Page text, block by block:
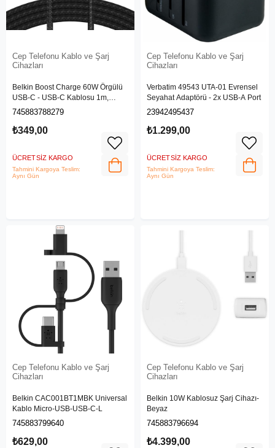
Cep Telefonu Kablo ve Şarj
Cihazları
Belkin Boost Charge 60W Örgülü
USB-C - USB-C Kablosu 1m,
Siyah
745883788279
₺349,00
ÜCRETSIZ KARGO
Tahmini Kargoya Teslim:
Aynı Gün
Cep Telefonu Kablo ve Şarj
Cihazları
Verbatim 49543 UTA-01 Evrensel
Seyahat Adaptörü - 2x USB-A Port
23942495437
₺1.299,00
ÜCRETSIZ KARGO
Tahmini Kargoya Teslim:
Aynı Gün
Cep Telefonu Kablo ve Şarj
Cihazları
Belkin CAC001BT1MBK Universal
Kablo Micro-USB-USB-C-L
745883799640
₺629,00
Cep Telefonu Kablo ve Şarj
Cihazları
Belkin 10W Kablosuz Şarj Cihazı-
Beyaz
745883796694
₺4.399,00